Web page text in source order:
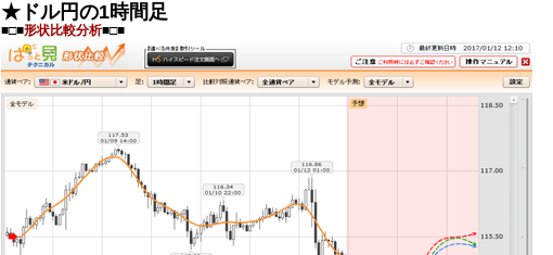
★ドル円の1時間足
■□■形状比較分析■□■